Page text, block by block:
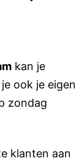
kan je
ook je eigen
zondag
klanten aan